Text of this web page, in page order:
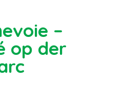
–
op der